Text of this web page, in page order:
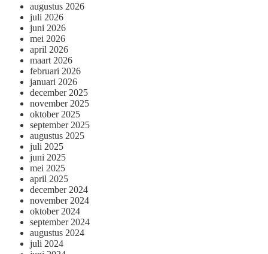
augustus 2026
juli 2026
juni 2026
mei 2026
april 2026
maart 2026
februari 2026
januari 2026
december 2025
november 2025
oktober 2025
september 2025
augustus 2025
juli 2025
juni 2025
mei 2025
april 2025
december 2024
november 2024
oktober 2024
september 2024
augustus 2024
juli 2024